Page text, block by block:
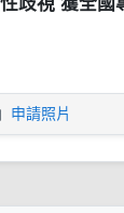
申請照片